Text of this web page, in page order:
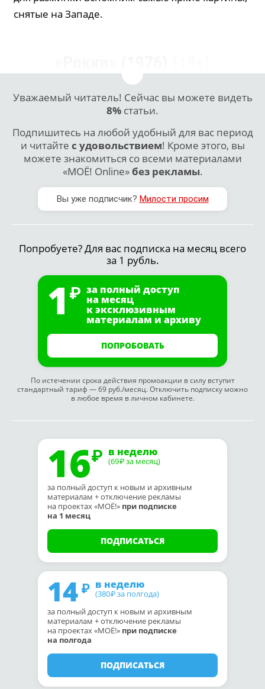
снятые на Западе.
Уважаемый читатель! Сейчас вы можете видеть
8% статьи.
Подпишитесь на любой удобный для вас период
и читайте с удовольствием! Кроме этого, вы
можете знакомиться со всеми материалами
«МОЁ! Online»без рекламы.
Вы уже подписчик? Милости просим
Попробуете? Для вас подписка на месяц всего
за 1 рубль.
1 за полный доступ
на месяц
к эксклюзивным
материалам и архиву
ПОПРОБОВАТЬ
По истечении срока действия промоакции в силу вступит
стандартный тариф — 69 руб./месяц. Отключить подписку можно
в любое время в личном кабинете.
16 в неделю
(69₽ за месяц)
за полный доступ к новым и архивным
материалам + отключение рекламы
на проектах «МОЁ!» при подписке
на 1 месяц
ПОДПИСАТЬСЯ
14 в неделю
(380₽ за полгода)
за полный доступ к новым и архивным
материалам + отключение рекламы
на проектах «МОЁ!» при подписке
на полгода
ПОДПИСАТЬСЯ